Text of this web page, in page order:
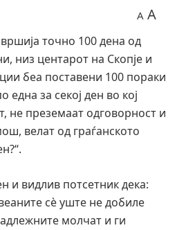
A A
точно 100 дена од
низ центарот на Скопје и
беа поставени 100 пораки
една за секој ден во кој
не преземаат одговорност и
велат од граѓанското
и видлив потсетник дека:
сè уште не добиле
молчат и ги